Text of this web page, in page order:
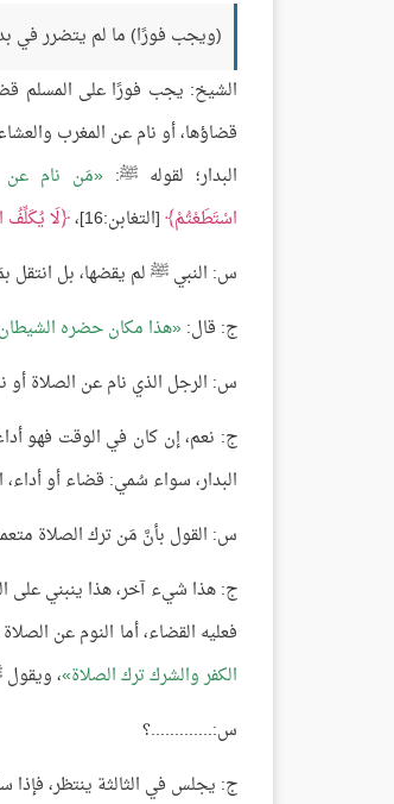
(ويجب فورًا) ما لم يتضرر في
الشيخ: يجب فورًا على المسلم
قضاؤها، أو نام عن المغرب
البدار؛ لقوله ﷺ:
مَن نام عن
اسْتَطَعْتُمْ [التغابن:16]، لَا يُكَلِّفُ
س: النبي ﷺ لم يقضها، بل انتقل
ج: قال: هذا مكان حضره الشيطان
س: الرجل الذي نام عن الصلاة
ج: نعم، إن كان في الوقت فهو
البدار، سواء سُمي: قضاء أو
س: القول بأنَّ مَن ترك الصلاة
ج: هذا شيء آخر، هذا ينبني على
فعليه القضاء، أما النوم عن
الكفر والشرك ترك الصلاة ،
س:.............؟
ج: يجلس في الثالثة ينتظر،